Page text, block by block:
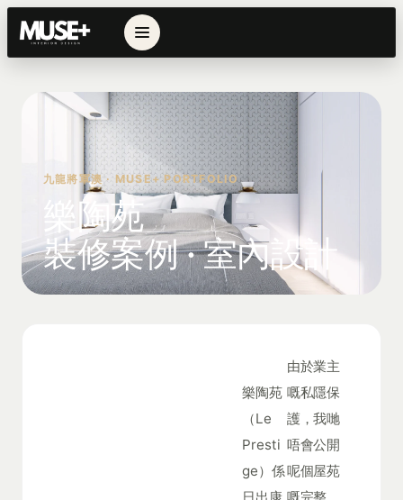
九龍將軍澳 · MUSE+ PORTFOLIO
樂陶苑
裝修案例 · 室內設計
樂陶苑
（Le
Presti
ge）係
由於業主
嘅私隱保
護，我哋
唔會公開
呢個屋苑